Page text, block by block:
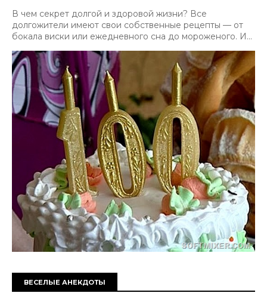
В чем секрет долгой и здоровой жизни? Все
долгожители имеют свои собственные рецепты — от
бокала виски или ежедневного сна до мороженого. И...
ВЕСЕЛЫЕ АНЕКДОТЫ